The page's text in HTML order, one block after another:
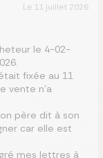
Le 11 juillet 2026
le 4-02-
fixée au 11
vente n’a
père dit à son
car elle est
mes lettres à